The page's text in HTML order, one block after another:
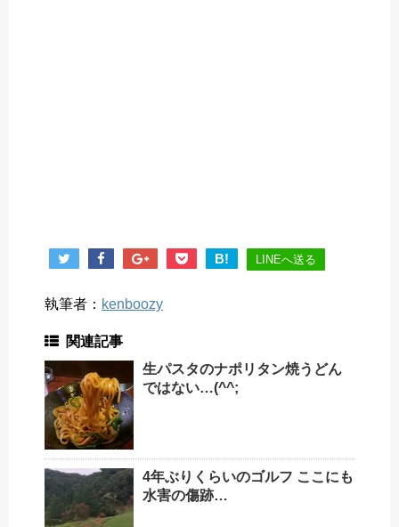
B! LINEへ送る
執筆者： kenboozy
関連記事
生パスタのナポリタン焼うどん
ではない…(^^;
4年ぶりくらいのゴルフ ここにも
水害の傷跡…